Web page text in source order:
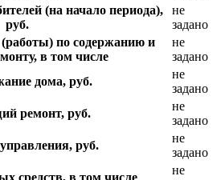
(на начало периода),
руб.
не
задано
(работы) по содержанию и
в том числе
не
задано
дома, руб.
не
задано
ремонт, руб.
не
задано
руб.
не
задано
средств, в том числе
не